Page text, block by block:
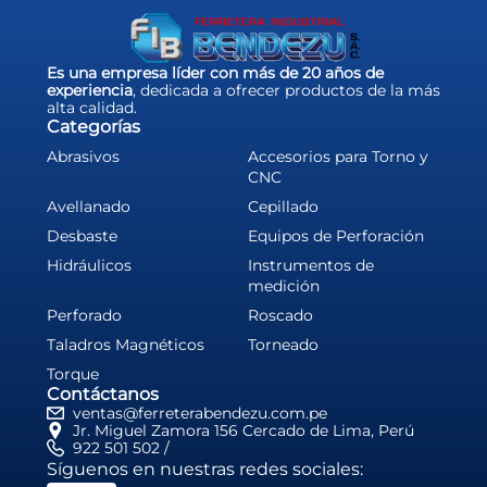
Es una empresa líder con más de 20 años de
experiencia, dedicada a ofrecer productos de la más
alta calidad.
Categorías
Abrasivos
Accesorios para Torno y
CNC
Avellanado
Cepillado
Desbaste
Equipos de Perforación
Hidráulicos
Instrumentos de
medición
Perforado
Roscado
Taladros Magnéticos
Torneado
Torque
Contáctanos
ventas@ferreterabendezu.com.pe
922 501 502 /
Jr. Miguel Zamora 156 Cercado de Lima, Perú
Síguenos en nuestras redes sociales: